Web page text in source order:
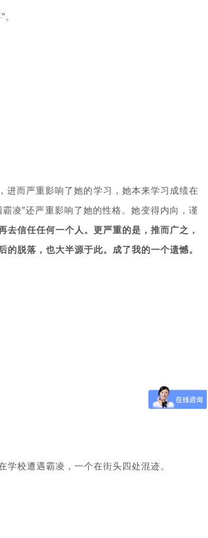
进而严重影响了她的学习，她本来学习成绩在
凌”还严重影响了她的性格。她变得内向，谨
去信任任何一个人。 更严重的是，推而广之，
的脱落，也大半源于此。 成了我的一个遗憾。
校遭遇霸凌，一个在街头四处混迹。